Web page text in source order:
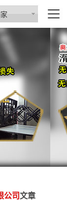
公司文章